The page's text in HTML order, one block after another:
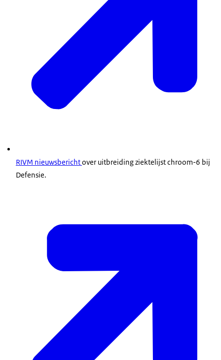
RIVM nieuwsberichtover uitbreiding ziektelijst chroom-6 bij
Defensie.